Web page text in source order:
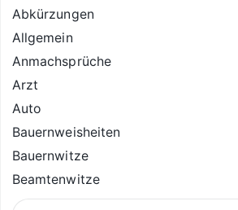
Abkürzungen
Allgemein
Anmachsprüche
Arzt
Auto
Bauernweisheiten
Bauernwitze
Beamtenwitze